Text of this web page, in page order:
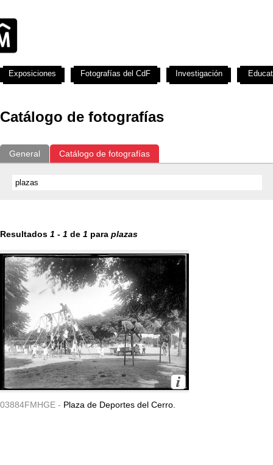
Catálogo de fotografías
General Catálogo de fotografías
Resultados 1 - 1 de 1 para plazas
03884FMHGE - Plaza de Deportes del Cerro.
Exposiciones Fotografías del CdF Investigación